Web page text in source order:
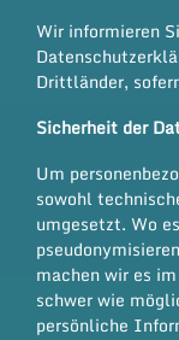
Wir informieren
Drittländer,
Sicherheit der
Um
sowohl
umgesetzt. Wo
machen wir es
schwer wie
persönliche